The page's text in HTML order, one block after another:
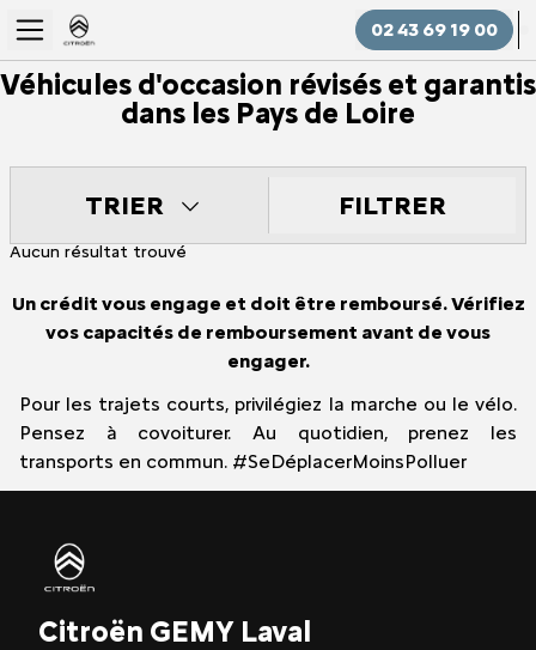
02 43 69 19 00
Véhicules d'occasion révisés et garantis
dans les Pays de Loire
TRIER FILTRER
Aucun résultat trouvé
Un crédit vous engage et doit être remboursé. Vérifiez
vos capacités de remboursement avant de vous
engager.
Pour les trajets courts, privilégiez la marche ou le vélo.
Pensez à covoiturer. Au quotidien, prenez les
transports en commun. #SeDéplacerMoinsPolluer
Citroën GEMY Laval